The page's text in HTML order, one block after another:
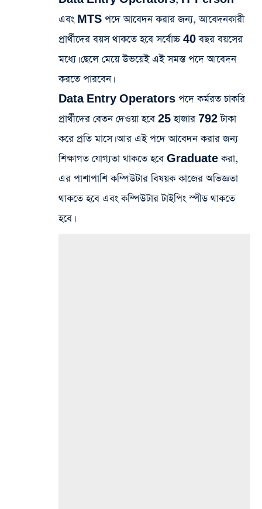
এবং MTS পদে আবেদন করার জন্য, আবেদনকারী
প্রার্থীদের বয়স থাকতে হবে সর্বোচ্চ 40 বছর বয়সের
মধ্যে। ছেলে মেয়ে উভয়েই এই সমস্ত পদে আবেদন
করতে পারবেন।
Data Entry Operators পদে কর্মরত চাকরি
প্রার্থীদের বেতন দেওয়া হবে 25 হাজার 792 টাকা
করে প্রতি মাসে। আর এই পদে আবেদন করার জন্য
শিক্ষাগত যোগ্যতা থাকতে হবে Graduate করা,
এর পাশাপাশি কম্পিউটার বিষয়ক কাজের অভিজ্ঞতা
থাকতে হবে এবং কম্পিউটার টাইপিং স্পীড থাকতে
হবে।